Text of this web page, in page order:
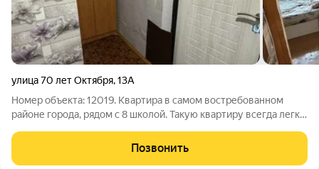
улица 70 лет Октября,13А
Номер объекта: 12019. Квартира в самом востребованном
районе города, рядом с 8 школой. Такую квартиру всегда легко
кухня 7,4 кв. м. Полноценный зал 18,4 кв.м. Дом утепленный,
после капитального
Позвонить